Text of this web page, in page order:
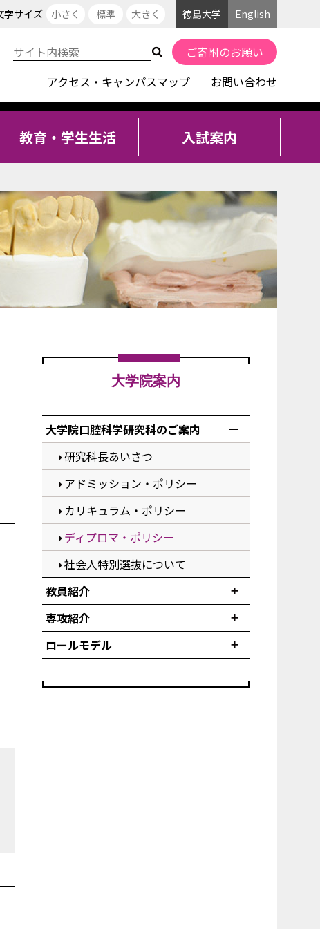
字サイズ 小さく 標準 大きく 徳島大学 English
ご寄附のお願い
アクセス・キャンパスマップ
お問い合わせ
教育・学生生活 入試案内
大学院案内
大学院口腔科学研究科のご案内
研究科長あいさつ
アドミッション・ポリシー
カリキュラム・ポリシー
ディプロマ・ポリシー
社会人特別選抜について
教員紹介
専攻紹介
ロールモデル